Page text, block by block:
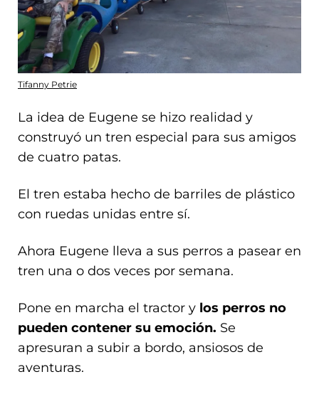
Tifanny Petrie
La idea de Eugene se hizo realidad y
construyó un tren especial para sus amigos
de cuatro patas.
El tren estaba hecho de barriles de plástico
con ruedas unidas entre sí.
Ahora Eugene lleva a sus perros a pasear en
tren una o dos veces por semana.
Pone en marcha el tractor y los perros no
pueden contener su emoción. Se
apresuran a subir a bordo, ansiosos de
aventuras.